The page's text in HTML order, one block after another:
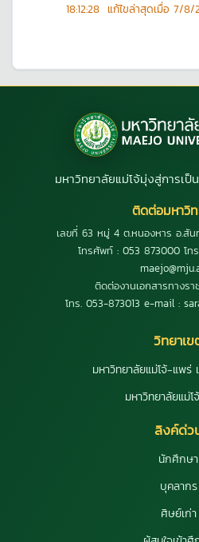
18:12:28 แก้ไขล่าสุดเมื่อ 7/8/
มหาวิทยาลัยแม่โจ้มุ่งสู่การเป็
ติดต่อมหาวิ
เลขที่ 63 หมู่ 4 ต.หนองหาร อ.สัน
โทรศัพท์ : 053 873000 โท
ติดต่องานเอกสารทางร
โทร. 053-873013 e-mail :
วิทยาเ
มหาวิทยาลัยแม่โจ้-แพร่
มหาวิทยาลัยแม่
ลิงค์ด่ว
นักศึกษา
บุคลากร
ศิษย์เก่า